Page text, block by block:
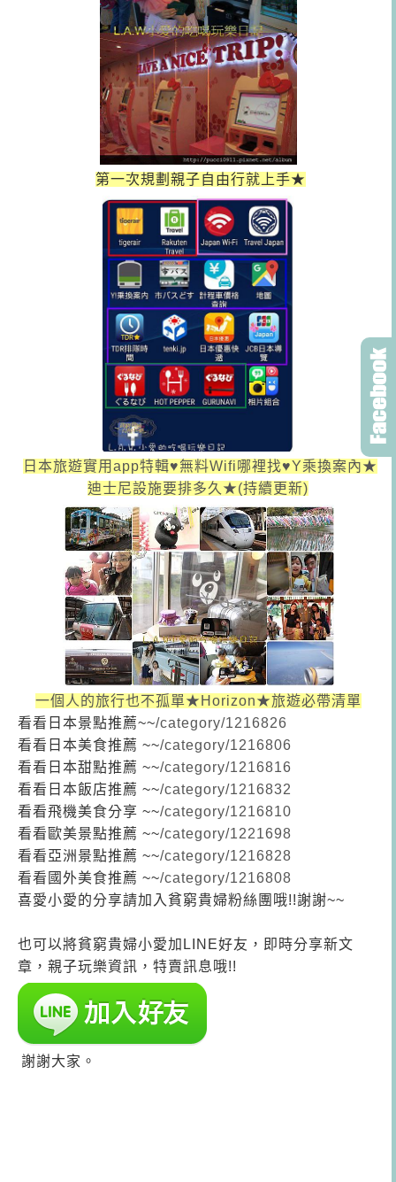
第一次規劃親子自由行就上手★
日本旅遊實用app特輯♥無料Wifi哪裡找♥Y乘換案內★
迪士尼設施要排多久★(持續更新)
一個人的旅行也不孤單★Horizon★旅遊必帶清單
看看日本景點推薦~~/category/1216826
看看日本美食推薦 ~~/category/1216806
看看日本甜點推薦 ~~/category/1216816
看看日本飯店推薦 ~~/category/1216832
看看飛機美食分享 ~~/category/1216810
看看歐美景點推薦 ~~/category/1221698
看看 亞洲景點推薦 ~~/category/1216828
看看 國外美食推薦 ~~/category/1216808
喜愛小愛的分享請加入貧窮貴婦粉絲團哦!!謝謝~~
也可以將貧窮貴婦小愛加LINE好友，即時分享新文
章，親子玩樂資訊，特賣訊息哦!!
謝謝大家。